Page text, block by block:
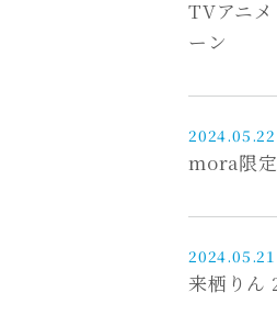
TVアニ
ーン
2024.05.22
mora限
2024.05.21
来栖りん